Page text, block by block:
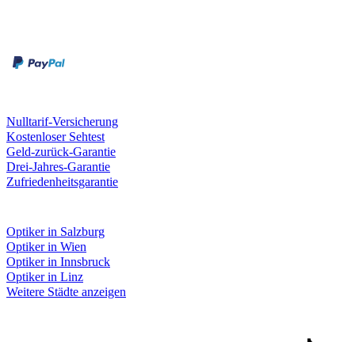
Nulltarif-Versicherung
Kostenloser Sehtest
Geld-zurück-Garantie
Drei-Jahres-Garantie
Zufriedenheitsgarantie
Optiker in Salzburg
Optiker in Wien
Optiker in Innsbruck
Optiker in Linz
Weitere Städte anzeigen